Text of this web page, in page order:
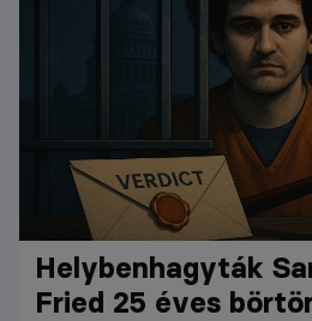
Helybenhagyták
Fried 25 éves